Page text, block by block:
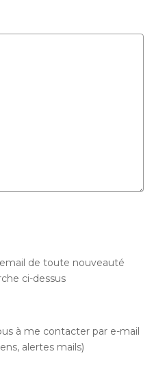
de toute nouveauté
ci-dessus
à me contacter par e-mail
alertes mails)